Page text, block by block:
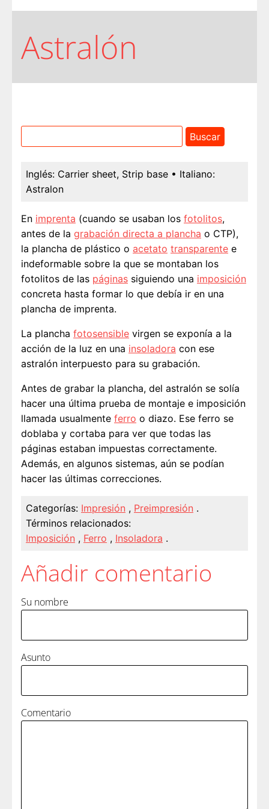
Astralón
Inglés: Carrier sheet, Strip base • Italiano:
Astralon
En imprenta (cuando se usaban los fotolitos,
antes de la grabación directa a plancha o CTP),
la plancha de plástico o acetato transparente e
indeformable sobre la que se montaban los
fotolitos de las páginas siguiendo una imposición
concreta hasta formar lo que debía ir en una
plancha de imprenta.
La plancha fotosensible virgen se exponía a la
acción de la luz en una insoladora con ese
astralón interpuesto para su grabación.
Antes de grabar la plancha, del astralón se solía
hacer una última prueba de montaje e imposición
llamada usualmente ferro o diazo. Ese ferro se
doblaba y cortaba para ver que todas las
páginas estaban impuestas correctamente.
Además, en algunos sistemas, aún se podían
hacer las últimas correcciones.
Categorías: Impresión , Preimpresión .
Términos relacionados:
Imposición , Ferro , Insoladora .
Añadir comentario
Su nombre
Asunto
Comentario